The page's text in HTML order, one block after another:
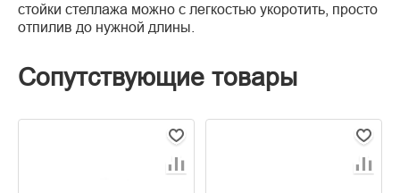
стойки стеллажа можно с легкостью укоротить, просто
отпилив до нужной длины.
Сопутствующие товары